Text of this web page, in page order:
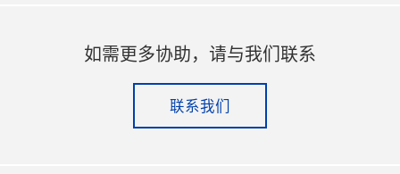
如需更多协助，请与我们联系
联系我们